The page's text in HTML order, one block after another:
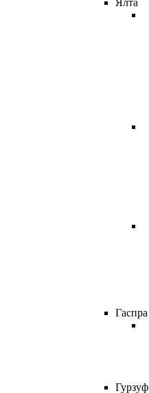
Ялта
Гаспра
Гурзуф